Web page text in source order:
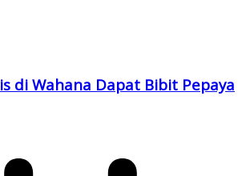
di Wahana Dapat Bibit Pepaya